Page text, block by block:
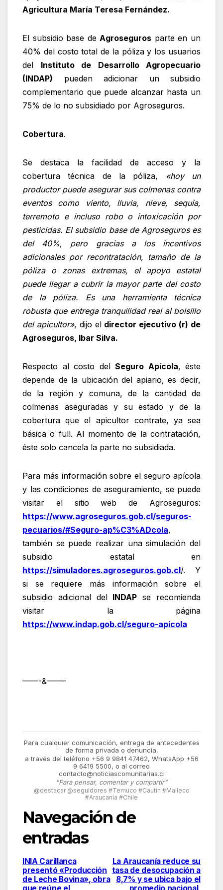
Agricultura María Teresa Fernández.
El subsidio base de Agroseguros parte en un
40% del costo total de la póliza y los usuarios
del Instituto de Desarrollo Agropecuario
(INDAP) pueden adicionar un subsidio
complementario que puede alcanzar hasta un
75% de lo no subsidiado por Agroseguros.
Cobertura.
Se destaca la facilidad de acceso y la
cobertura técnica de la póliza, «hoy un
productor puede asegurar sus colmenas contra
eventos como viento, lluvia, nieve, sequía,
terremoto e incluso robo o intoxicación por
pesticidas. El subsidio base de Agroseguros es
del 40%, pero gracias a los incentivos
adicionales por recontratación, tamaño de la
póliza o zonas extremas, el apoyo estatal
puede llegar a cubrir la mayor parte del costo
de la póliza. Es una herramienta técnica
robusta que entrega tranquilidad real al bolsillo
del apicultor», dijo el director ejecutivo (r) de
Agroseguros, Ibar Silva.
Respecto al costo del Seguro Apícola, éste
depende de la ubicación del apiario, es decir,
de la región y comuna, de la cantidad de
colmenas aseguradas y su estado y de la
cobertura que el apicultor contrate, ya sea
básica o full. Al momento de la contratación,
éste solo cancela la parte no subsidiada.
Para más información sobre el seguro apícola
y las condiciones de aseguramiento, se puede
visitar el sitio web de Agroseguros:
https://www.agroseguros.gob.cl/seguros-
pecuarios/#Seguro-ap%C3%ADcola,
también se puede realizar una simulación del
subsidio estatal en
https://simuladores.agroseguros.gob.cl/. Y
si se requiere más información sobre el
subsidio adicional del INDAP se recomienda
visitar la página
https://www.indap.gob.cl/seguro-apicola
——-&——-
Para cualquier comunicación, entrega de antecedentes
de forma privada o denuncia,
a través del teléfono +56 9 9841 47462, WhatsApp +56
9 6419 5500, o al correo
contacto@noticiascomunitarias.cl
"Para pensar, comentar y compartir"
@destacar @seguidores #Temuco #Cautin #Malleco
#Araucanía #Chile
Navegación de
entradas
La Araucanía reduce su
tasa de desocupación a
8,7% y se ubica bajo el
INIA Carillanca
presentó «Producción
de Leche Bovina», obra